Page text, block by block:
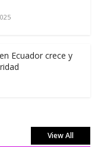
Ecuador crece y
View All